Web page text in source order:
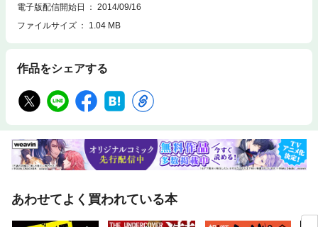
電子版配信開始日
2014/09/16
ファイルサイズ
1.04 MB
作品をシェアする
あわせてよく買われている本